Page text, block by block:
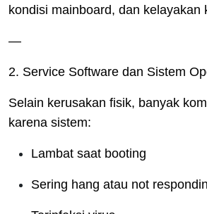
kondisi mainboard, dan kelayakan
—
2. Service Software dan Sistem
Selain kerusakan fisik, banyak
karena sistem:
Lambat saat booting
Sering hang atau not